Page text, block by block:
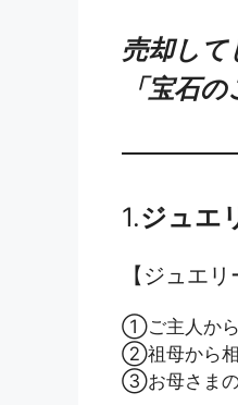
売却し
「宝石
1.ジュエ
【ジュエ
①ご主人から
②祖母から相
③お母さまの